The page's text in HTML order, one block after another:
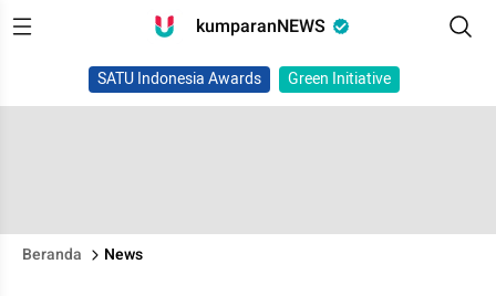
kumparanNEWS
SATU Indonesia Awards Green Initiative
Beranda News